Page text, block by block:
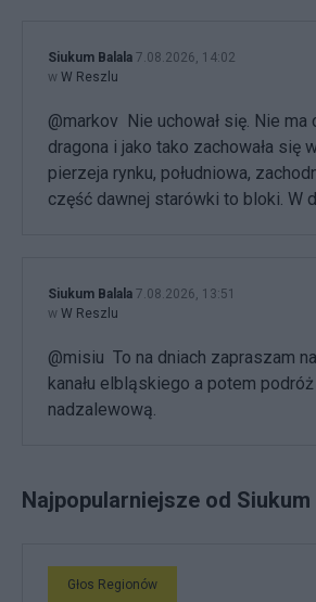
Siukum Balala 7.08.2026, 14:02
w W Reszlu
@markov Nie uchował się. Nie ma
dragona i jako tako zachowała się
pierzeja rynku, południowa,
część dawnej starówki to bloki. W
Siukum Balala 7.08.2026, 13:51
w W Reszlu
@misiu To na dniach zapraszam
kanału elbląskiego a potem
nadzalewową.
Najpopularniejsze od Siukum
Głos Regionów